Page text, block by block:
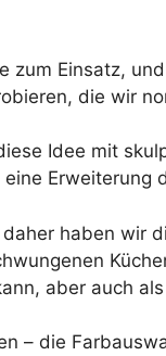
Einsatz,
die wir
Idee mit
Erweiterung
haben
aber auch
– die